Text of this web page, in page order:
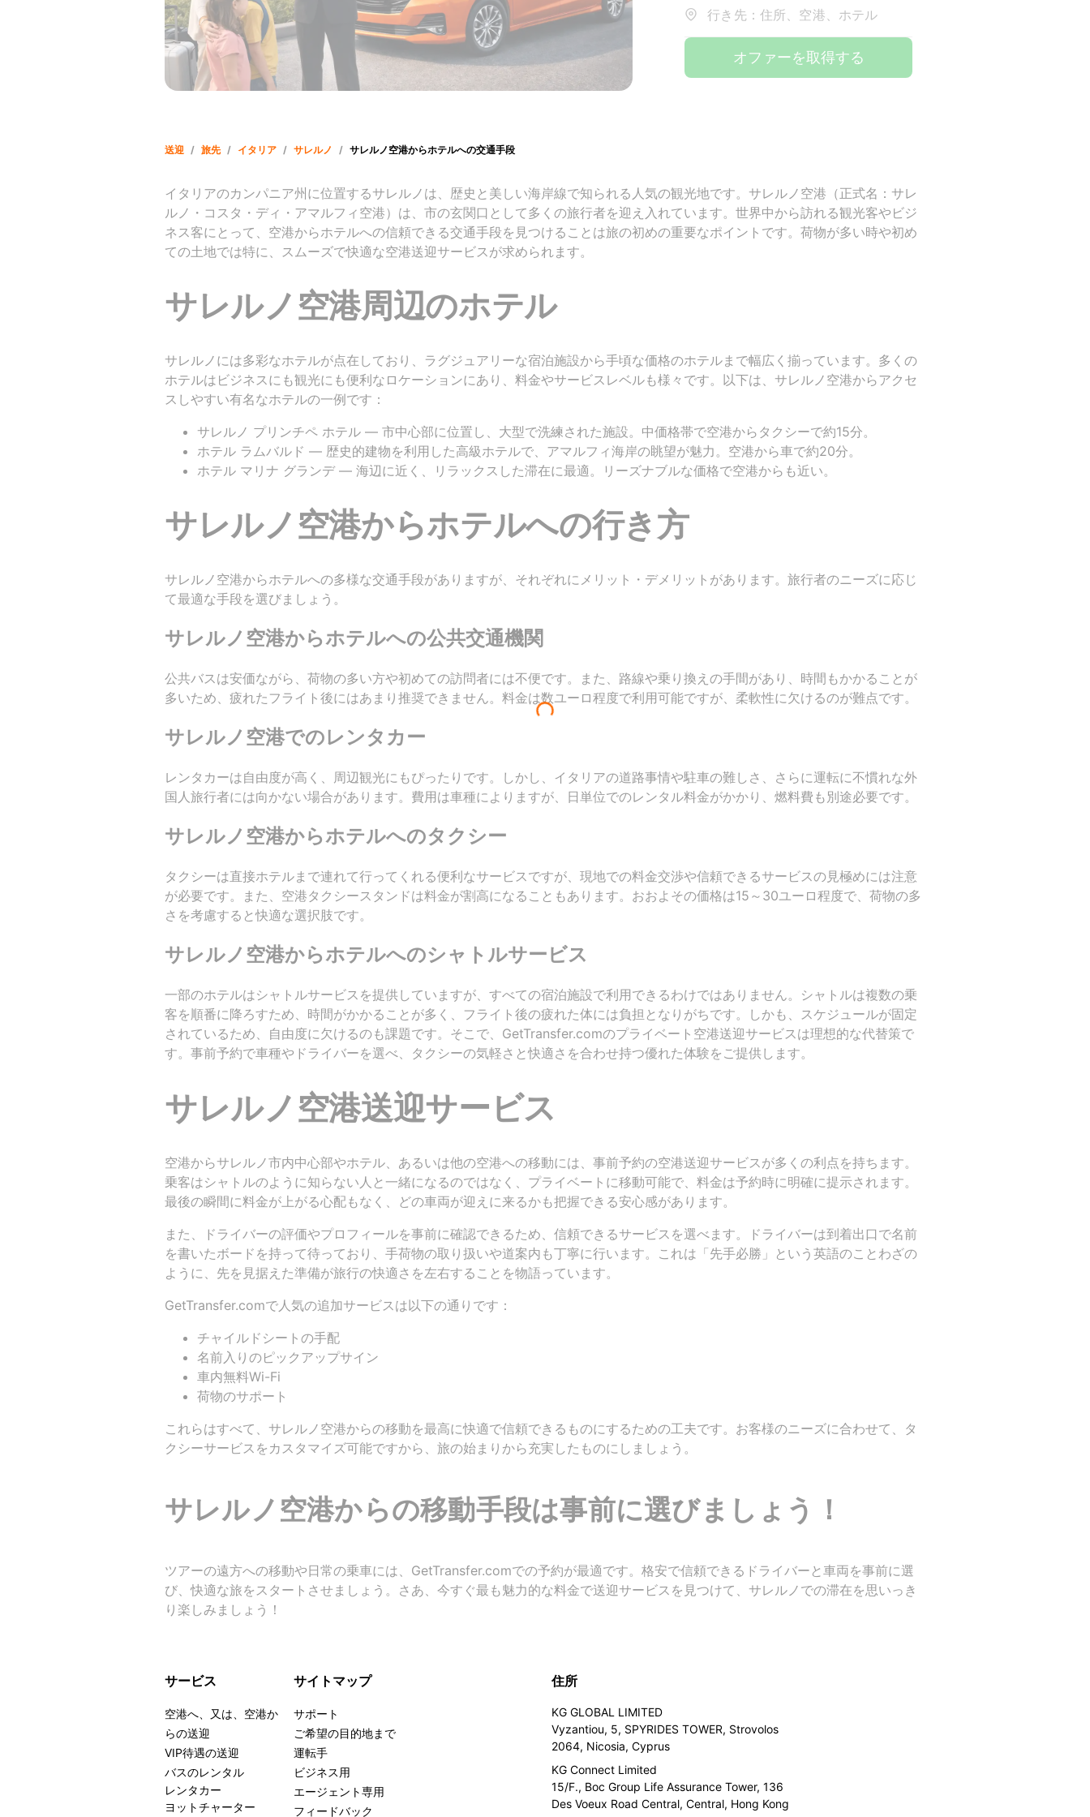
行き先：住所、空港、ホテル
オファーを取得する
送迎 / 旅先 / イタリア / サレルノ / サレルノ空港からホテルへの交通手段
イタリアのカンパニア州に位置するサレルノは、歴史と美しい海岸線で知られる人気の観光地です。サレルノ空港（正式名：サレ
ルノ・コスタ・ディ・アマルフィ空港）は、市の玄関口として多くの旅行者を迎え入れています。世界中から訪れる観光客やビジ
ネス客にとって、空港からホテルへの信頼できる交通手段を見つけることは旅の初めの重要なポイントです。荷物が多い時や初め
ての土地では特に、スムーズで快適な空港送迎サービスが求められます。
サレルノ空港周辺のホテル
サレルノには多彩なホテルが点在しており、ラグジュアリーな宿泊施設から手頃な価格のホテルまで幅広く揃っています。多くの
ホテルはビジネスにも観光にも便利なロケーションにあり、料金やサービスレベルも様々です。以下は、サレルノ空港からアクセ
スしやすい有名なホテルの一例です：
サレルノ プリンチペ ホテル — 市中心部に位置し、大型で洗練された施設。中価格帯で空港からタクシーで約15分。
ホテル ラムバルド — 歴史的建物を利用した高級ホテルで、アマルフィ海岸の眺望が魅力。空港から車で約20分。
ホテル マリナ グランデ — 海辺に近く、リラックスした滞在に最適。リーズナブルな価格で空港からも近い。
サレルノ空港からホテルへの行き方
サレルノ空港からホテルへの多様な交通手段がありますが、それぞれにメリット・デメリットがあります。旅行者のニーズに応じ
て最適な手段を選びましょう。
サレルノ空港からホテルへの公共交通機関
公共バスは安価ながら、荷物の多い方や初めての訪問者には不便です。また、路線や乗り換えの手間があり、時間もかかることが
多いため、疲れたフライト後にはあまり推奨できません。料金は数ユーロ程度で利用可能ですが、柔軟性に欠けるのが難点です。
サレルノ空港でのレンタカー
レンタカーは自由度が高く、周辺観光にもぴったりです。しかし、イタリアの道路事情や駐車の難しさ、さらに運転に不慣れな外
国人旅行者には向かない場合があります。費用は車種によりますが、日単位でのレンタル料金がかかり、燃料費も別途必要です。
サレルノ空港からホテルへのタクシー
タクシーは直接ホテルまで連れて行ってくれる便利なサービスですが、現地での料金交渉や信頼できるサービスの見極めには注意
が必要です。また、空港タクシースタンドは料金が割高になることもあります。おおよその価格は15～30ユーロ程度で、荷物の多
さを考慮すると快適な選択肢です。
サレルノ空港からホテルへのシャトルサービス
一部のホテルはシャトルサービスを提供していますが、すべての宿泊施設で利用できるわけではありません。シャトルは複数の乗
客を順番に降ろすため、時間がかかることが多く、フライト後の疲れた体には負担となりがちです。しかも、スケジュールが固定
されているため、自由度に欠けるのも課題です。そこで、GetTransfer.comのプライベート空港送迎サービスは理想的な代替策で
す。事前予約で車種やドライバーを選べ、タクシーの気軽さと快適さを合わせ持つ優れた体験をご提供します。
サレルノ空港送迎サービス
空港からサレルノ市内中心部やホテル、あるいは他の空港への移動には、事前予約の空港送迎サービスが多くの利点を持ちます。
乗客はシャトルのように知らない人と一緒になるのではなく、プライベートに移動可能で、料金は予約時に明確に提示されます。
最後の瞬間に料金が上がる心配もなく、どの車両が迎えに来るかも把握できる安心感があります。
また、ドライバーの評価やプロフィールを事前に確認できるため、信頼できるサービスを選べます。ドライバーは到着出口で名前
を書いたボードを持って待っており、手荷物の取り扱いや道案内も丁寧に行います。これは「先手必勝」という英語のことわざの
ように、先を見据えた準備が旅行の快適さを左右することを物語っています。
GetTransfer.comで人気の追加サービスは以下の通りです：
チャイルドシートの手配
名前入りのピックアップサイン
車内無料Wi-Fi
荷物のサポート
これらはすべて、サレルノ空港からの移動を最高に快適で信頼できるものにするための工夫です。お客様のニーズに合わせて、タ
クシーサービスをカスタマイズ可能ですから、旅の始まりから充実したものにしましょう。
サレルノ空港からの移動手段は事前に選びましょう！
ツアーの遠方への移動や日常の乗車には、GetTransfer.comでの予約が最適です。格安で信頼できるドライバーと車両を事前に選
び、快適な旅をスタートさせましょう。さあ、今すぐ最も魅力的な料金で送迎サービスを見つけて、サレルノでの滞在を思いっき
り楽しみましょう！
サービス
空港へ、又は、空港か
らの送迎
VIP待遇の送迎
バスのレンタル
レンタカー
ヨットチャーター
サイトマップ
サポート
ご希望の目的地まで
運転手
ビジネス用
エージェント専用
フィードバック
住所
KG GLOBAL LIMITED
Vyzantiou, 5, SPYRIDES TOWER, Strovolos
2064, Nicosia, Cyprus
KG Connect Limited
15/F., Boc Group Life Assurance Tower, 136
Des Voeux Road Central, Central, Hong Kong